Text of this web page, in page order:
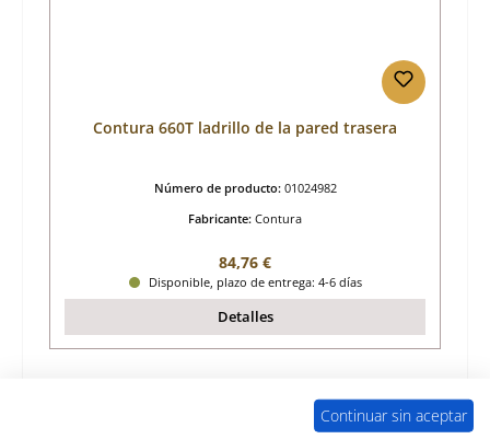
Contura 660T ladrillo de la pared trasera
Número de producto: 01024982
Fabricante: Contura
Precio normal:
84,76 €
Disponible, plazo de entrega: 4-6 días
Detalles
Continuar sin aceptar